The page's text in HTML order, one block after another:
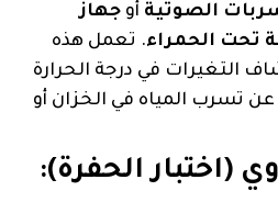
الصوتية أو جهاز
تحت الحمراء. تعمل هذه
التغيرات في درجة الحرارة
تسرب المياه في الخزان أو
(اختبار الحفرة):